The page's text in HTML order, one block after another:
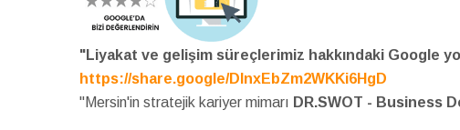
"Liyakat ve gelişim süreçlerimiz hakkındaki Google
https://share.google/DInxEbZm2WKKi6HgD
"Mersin'in stratejik kariyer mimarı DR.SWOT - Business